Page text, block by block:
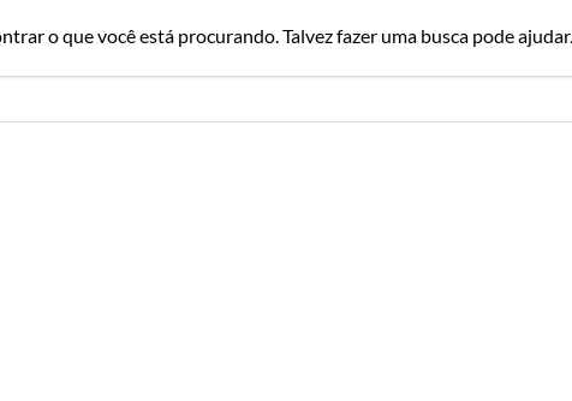
o que você está procurando. Talvez fazer uma busca pode ajudar.